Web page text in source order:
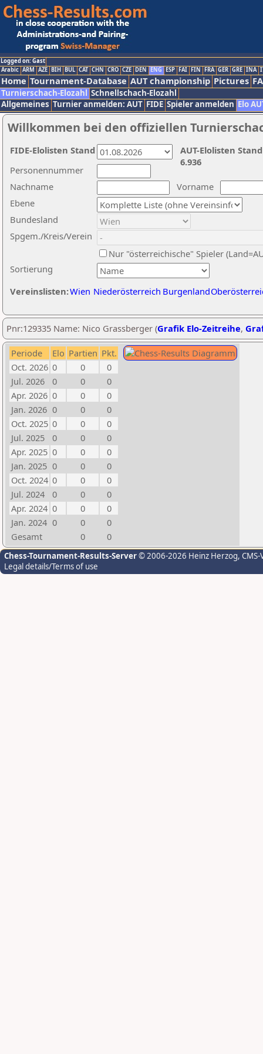
Logged on: Gast
Arabic ARM AZE BIH BUL CAT CHN CRO CZE DEN ENG ESP FAI FIN FRA GER GRE INA
Home Tournament-Database AUT championship Pictures
Turnierschach-Elozahl Schnellschach-Elozahl
Allgemeines Turnier anmelden: AUT FIDE Spieler anmelden Elo
Willkommen bei den offiziellen
Nachname
Vorname
Ebene
Sortierung
Personennummer
Bundesland
Spgem./Kreis/Verein
Nur "österreichische" Spieler
Vereinslisten:Wien Niederösterreich Burgenland
AUT-Elolisten
6.936
FIDE-Elolisten Stand
Pnr:129335 Name: Nico Grassberger (Grafik Elo-Zeitreihe,
Periode Elo Partien Pkt.
Oct. 2026 0 0
0
Jul. 2026
0 0
0
Apr. 2026 0 0
0
Jan. 2026 0 0
0
Oct. 2025 0 0
0
Jul. 2025
0 0
0
Apr. 2025 0 0
0
Jan. 2025 0 0
0
Oct. 2024 0 0
0
Jul. 2024
0 0
0
Apr. 2024 0 0
0
Jan. 2024 0 0
0
Gesamt
0 0
Chess-Tournament-Results-Server© 2006-2026 Heinz Herzog,
Legal details/Terms of use